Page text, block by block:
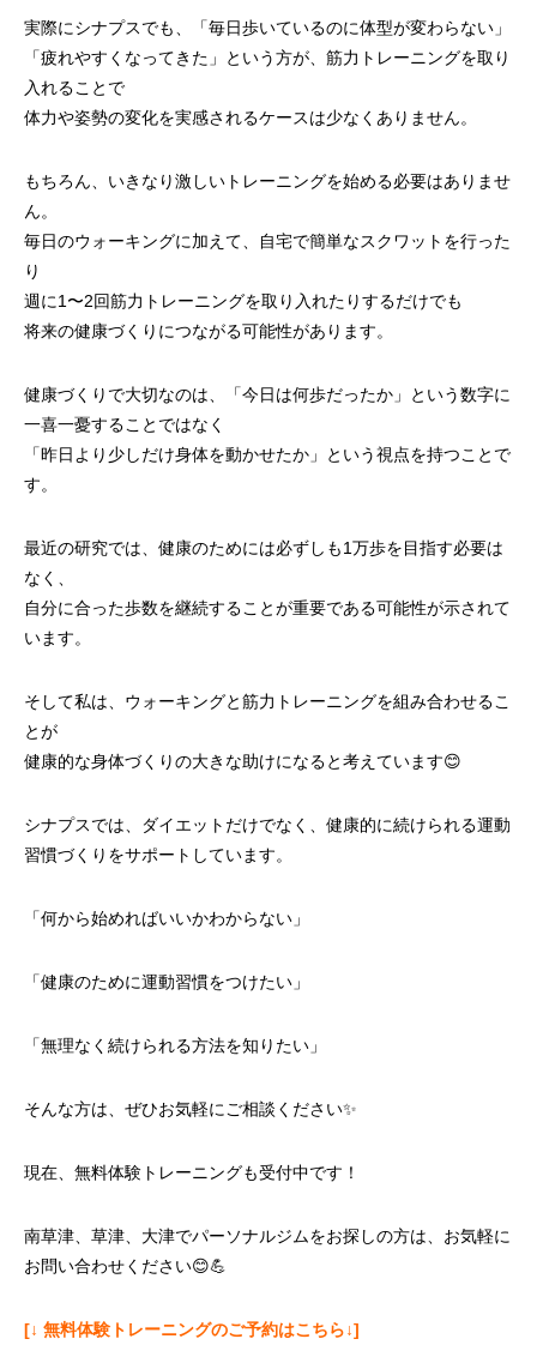
実際にシナプスでも、「毎日歩いているのに体型が変わらない」
「疲れやすくなってきた」という方が、筋力トレーニングを取り
入れることで
体力や姿勢の変化を実感されるケースは少なくありません。
もちろん、いきなり激しいトレーニングを始める必要はありませ
ん。
毎日のウォーキングに加えて、自宅で簡単なスクワットを行った
り
週に1〜2回筋力トレーニングを取り入れたりするだけでも
将来の健康づくりにつながる可能性があります。
健康づくりで大切なのは、「今日は何歩だったか」という数字に
一喜一憂することではなく
「昨日より少しだけ身体を動かせたか」という視点を持つことで
す。
最近の研究では、健康のためには必ずしも1万歩を目指す必要は
なく、
自分に合った歩数を継続することが重要である可能性が示されて
います。
そして私は、ウォーキングと筋力トレーニングを組み合わせるこ
とが
健康的な身体づくりの大きな助けになると考えています😊
シナプスでは、ダイエットだけでなく、健康的に続けられる運動
習慣づくりをサポートしています。
「何から始めればいいかわからない」
「健康のために運動習慣をつけたい」
「無理なく続けられる方法を知りたい」
そんな方は、ぜひお気軽にご相談ください✨
現在、無料体験トレーニングも受付中です！
南草津、草津、大津でパーソナルジムをお探しの方は、お気軽に
お問い合わせください😊💪
[↓ 無料体験トレーニングのご予約はこちら↓]